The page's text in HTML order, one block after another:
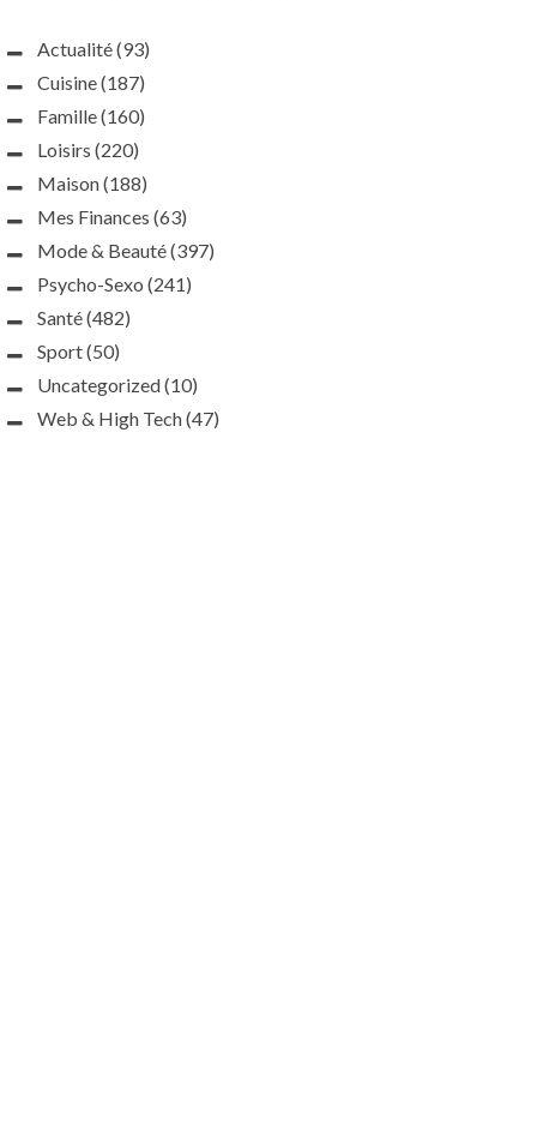
Actualité(93)
Cuisine(187)
Famille(160)
Loisirs (220)
Maison(188)
Mes Finances (63)
Mode & Beauté(397)
Psycho-Sexo (241)
Santé(482)
Sport(50)
Uncategorized(10)
Web & High Tech(47)